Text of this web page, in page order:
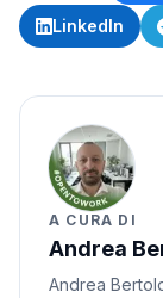
LinkedIn
A CURA DI
Andrea
Andrea